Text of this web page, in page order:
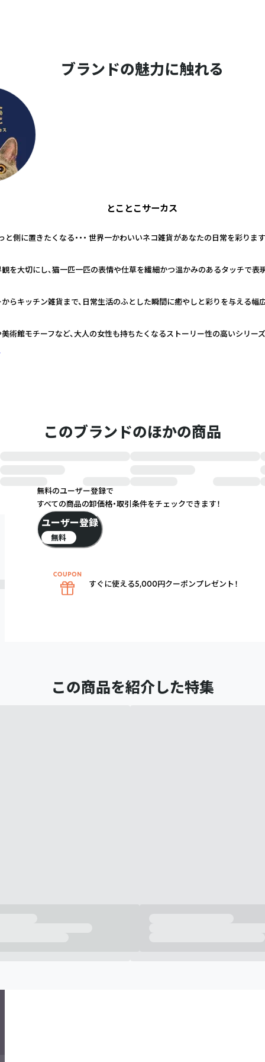
ブランドの魅力に触れる
とことこサーカス
と側に置きたくなる・・・ 世界一かわいいネコ雑貨があなたの日常を彩ります
を大切にし、猫一匹一匹の表情や仕草を繊細かつ温かみのあるタッチで表
らキッチン雑貨まで、日常生活のふとした瞬間に癒やしと彩りを与える幅
術館モチーフなど、大人の女性も持ちたくなるストーリー性の高いシリー
このブランドのほかの商品
この商品を紹介した特集
無料のユーザー登録で
すべての商品の卸価格・取引条件をチェックできます！
ユーザー登録
無料
すぐに使える5,000円クーポンプレゼント！